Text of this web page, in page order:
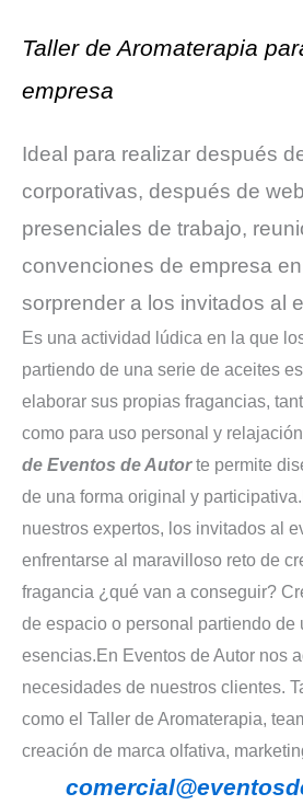
Taller de Aromaterapia
empresa
Ideal para realizar después
corporativas, después de
presenciales de trabajo,
convenciones de empresa
sorprender a los invitados al
Es una actividad lúdica en la que
partiendo de una serie de aceites
elaborar sus propias fragancias,
como para uso personal y
de Eventos de Autorte permite
de una forma original y
nuestros expertos, los invitados al
enfrentarse al maravilloso reto de
fragancia ¿qué van a conseguir?
de espacio o personal partiendo de
esencias.En Eventos de Autor nos
necesidades de nuestros clientes.
como el Taller de Aromaterapia,
creación de marca olfativa,